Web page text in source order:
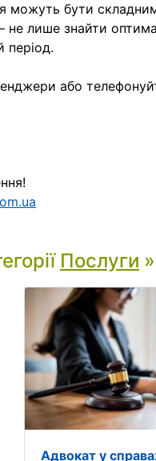
можуть бути
лише знайти
період.
або
Послуги »
Адвокат у